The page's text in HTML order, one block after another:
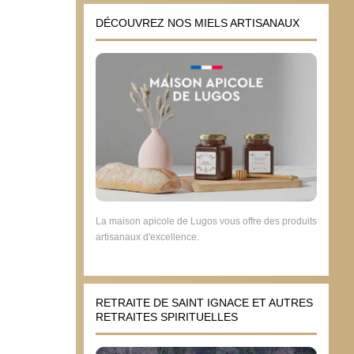
DÉCOUVREZ NOS MIELS ARTISANAUX
La maison apicole de Lugos vous offre des produits
artisanaux d'excellence.
RETRAITE DE SAINT IGNACE ET AUTRES
RETRAITES SPIRITUELLES